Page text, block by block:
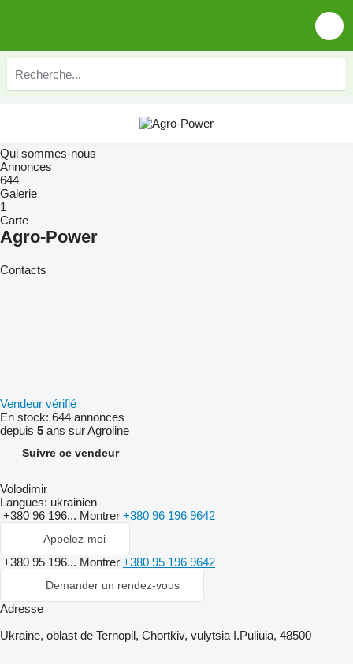
Qui sommes-nous
Annonces
644
Galerie
1
Carte
Agro-Power
Contacts
Vendeur vérifié
En stock: 644 annonces
depuis 5 ans sur Agroline
Suivre ce vendeur
Volodimir
Langues: ukrainien
+380 96 196... Montrer +380 96 196 9642
Appelez-moi
+380 95 196... Montrer +380 95 196 9642
Demander un rendez-vous
Adresse
Ukraine, oblast de Ternopil, Chortkiv, vulytsia I.Puliuia, 48500